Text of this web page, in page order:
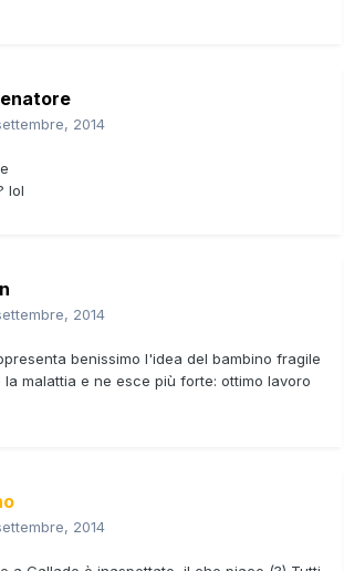
2014
lol
2014
benissimo l'idea del bambino fragile
malattia e ne esce più forte: ottimo lavoro
2014